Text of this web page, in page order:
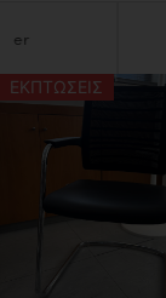
ΕΚΠΤΩΣΕΙΣ